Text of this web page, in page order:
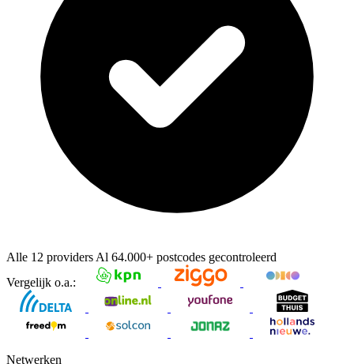
Alle 12 providers Al 64.000+ postcodes gecontroleerd
Vergelijk o.a.:
Netwerken